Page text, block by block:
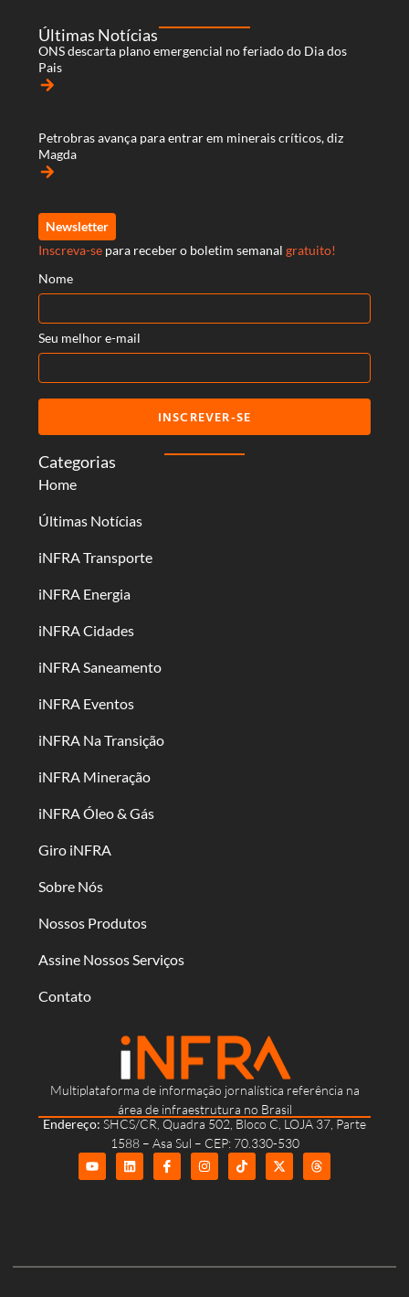
Multiplataforma de informação jornalística referência na
área de infraestrutura no Brasil
Endereço: SHCS/CR, Quadra 502, Bloco C, LOJA 37, Parte
1588 – Asa Sul – CEP: 70.330-530
Categorias
Home
Últimas Notícias
iNFRA Transporte
iNFRA Energia
iNFRA Cidades
iNFRA Saneamento
iNFRA Eventos
iNFRA Na Transição
iNFRA Mineração
iNFRA Óleo & Gás
Giro iNFRA
Sobre Nós
Nossos Produtos
Assine Nossos Serviços
Contato
Últimas Notícias
ONS descarta plano emergencial no feriado do Dia dos
Pais
arrow_forward
Petrobras avança para entrar em minerais críticos, diz
Magda
arrow_forward
Newsletter
Inscreva-se para receber o boletim semanal gratuito!
Nome
Seu melhor e-mail
INSCREVER-SE